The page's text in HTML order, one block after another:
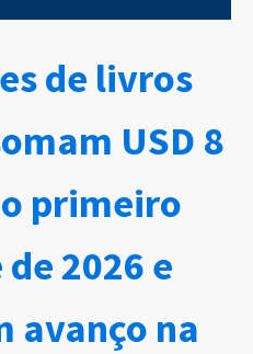
de livros
USD 8
primeiro
2026 e
avanço na